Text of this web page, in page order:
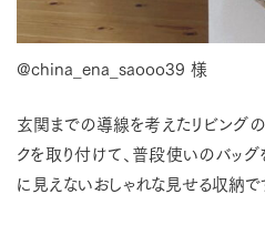
@china_ena_saooo39 様
玄関までの導線を考えたリビング
クを取り付けて、普段使いのバッ
に見えないおしゃれな見せる収納で